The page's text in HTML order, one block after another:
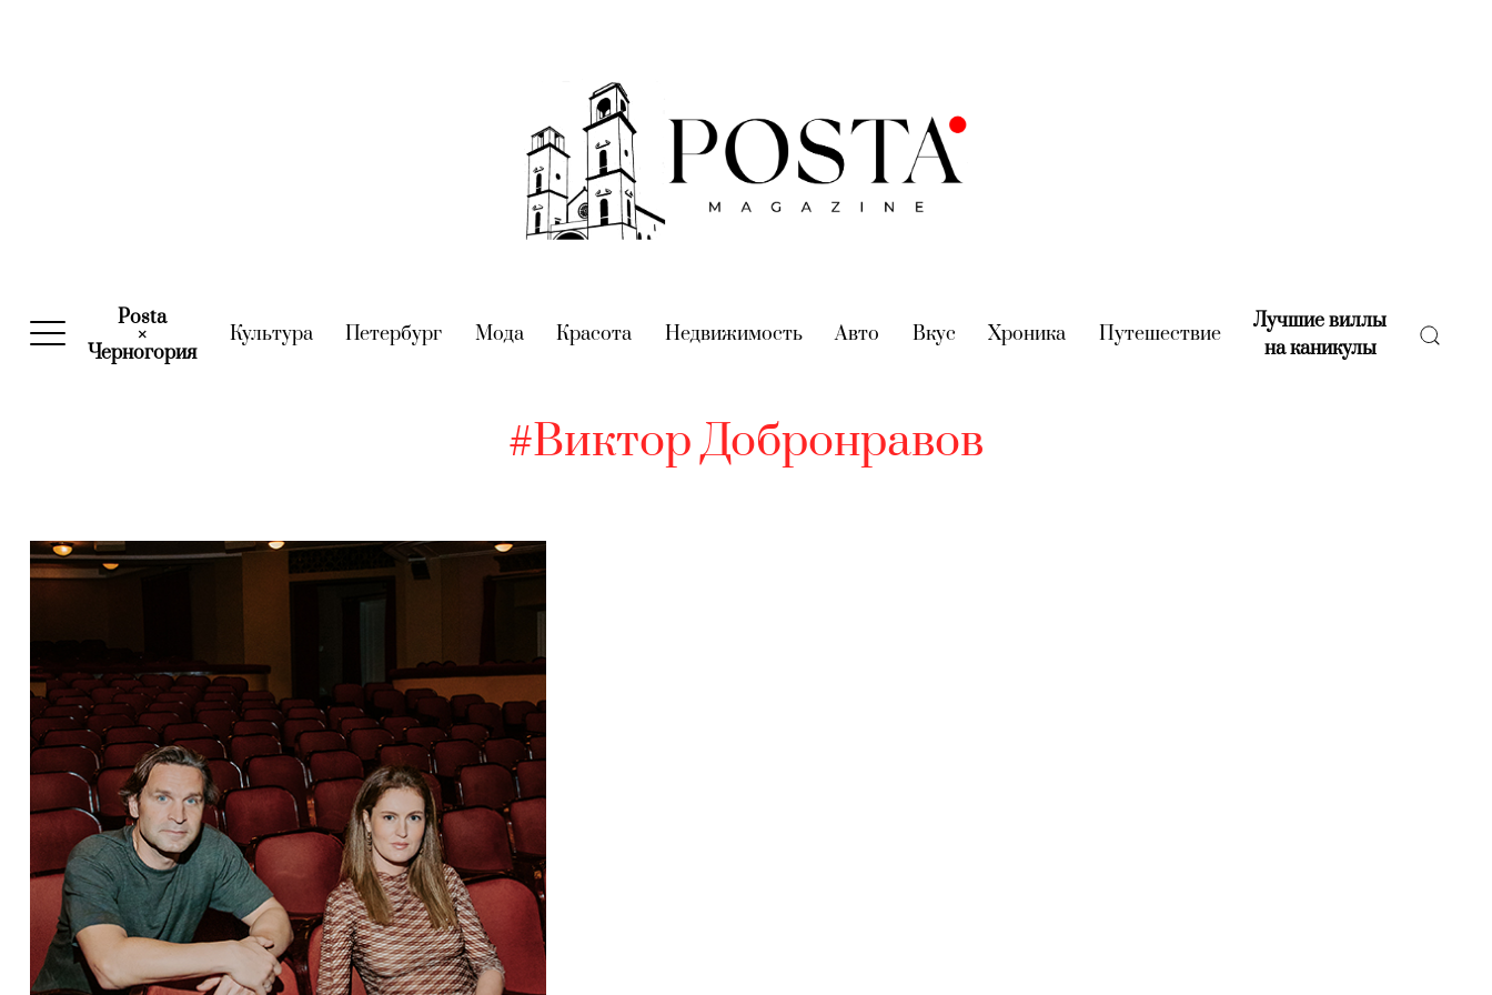
Posta
×
Черногория(current)
Культура(current)
Петербург (current)
Мода(current)
Красота (current)
Недвижимость(current)
Авто (current)
Вкус (current)
Хроника (current)
Путешествие(current)
Лучшие виллы
на каникулы(current)
#Виктор Добронравов